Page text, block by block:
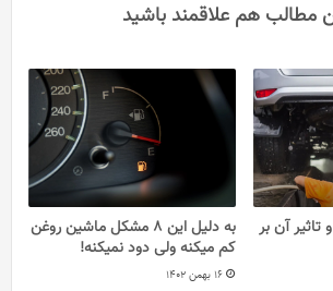
مطالب هم علاقمند باشید
آن بر
به دلیل این 8 مشکل ماشین روغن
کم میکنه ولی دود نمیکنه!
16 بهمن 1402